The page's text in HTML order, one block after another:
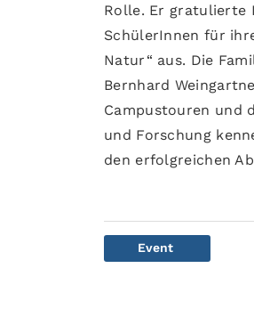
Rolle. Er gratulierte
SchülerInnen für
Natur“ aus. Die
Bernhard
Campustouren und
und Forschung
den erfolgreichen
Event